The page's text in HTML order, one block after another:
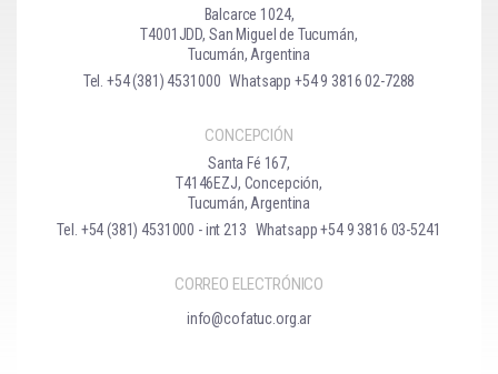
Balcarce 1024,
T4001JDD, San Miguel de Tucumán,
Tucumán, Argentina
Tel. +54 (381) 4531000 Whatsapp +54 9 3816 02-7288
CONCEPCIÓN
Santa Fé 167,
T4146EZJ, Concepción,
Tucumán, Argentina
Tel. +54 (381) 4531000 - int 213 Whatsapp +54 9 3816 03-5241
CORREO ELECTRÓNICO
info@cofatuc.org.ar